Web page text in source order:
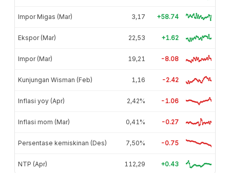
Impor Migas (Mar) 3,17 +58.74
Ekspor (Mar) 22,53 +1.62
Impor (Mar) 19,21 -8.08
Kunjungan Wisman (Feb) 1,16 -2.42
Inflasi yoy (Apr) 2,42% -1.06
Inflasi mom (Mar) 0,41% -0.27
Persentase kemiskinan (Des) 7,50% -0.75
NTP (Apr) 112,29 +0.43